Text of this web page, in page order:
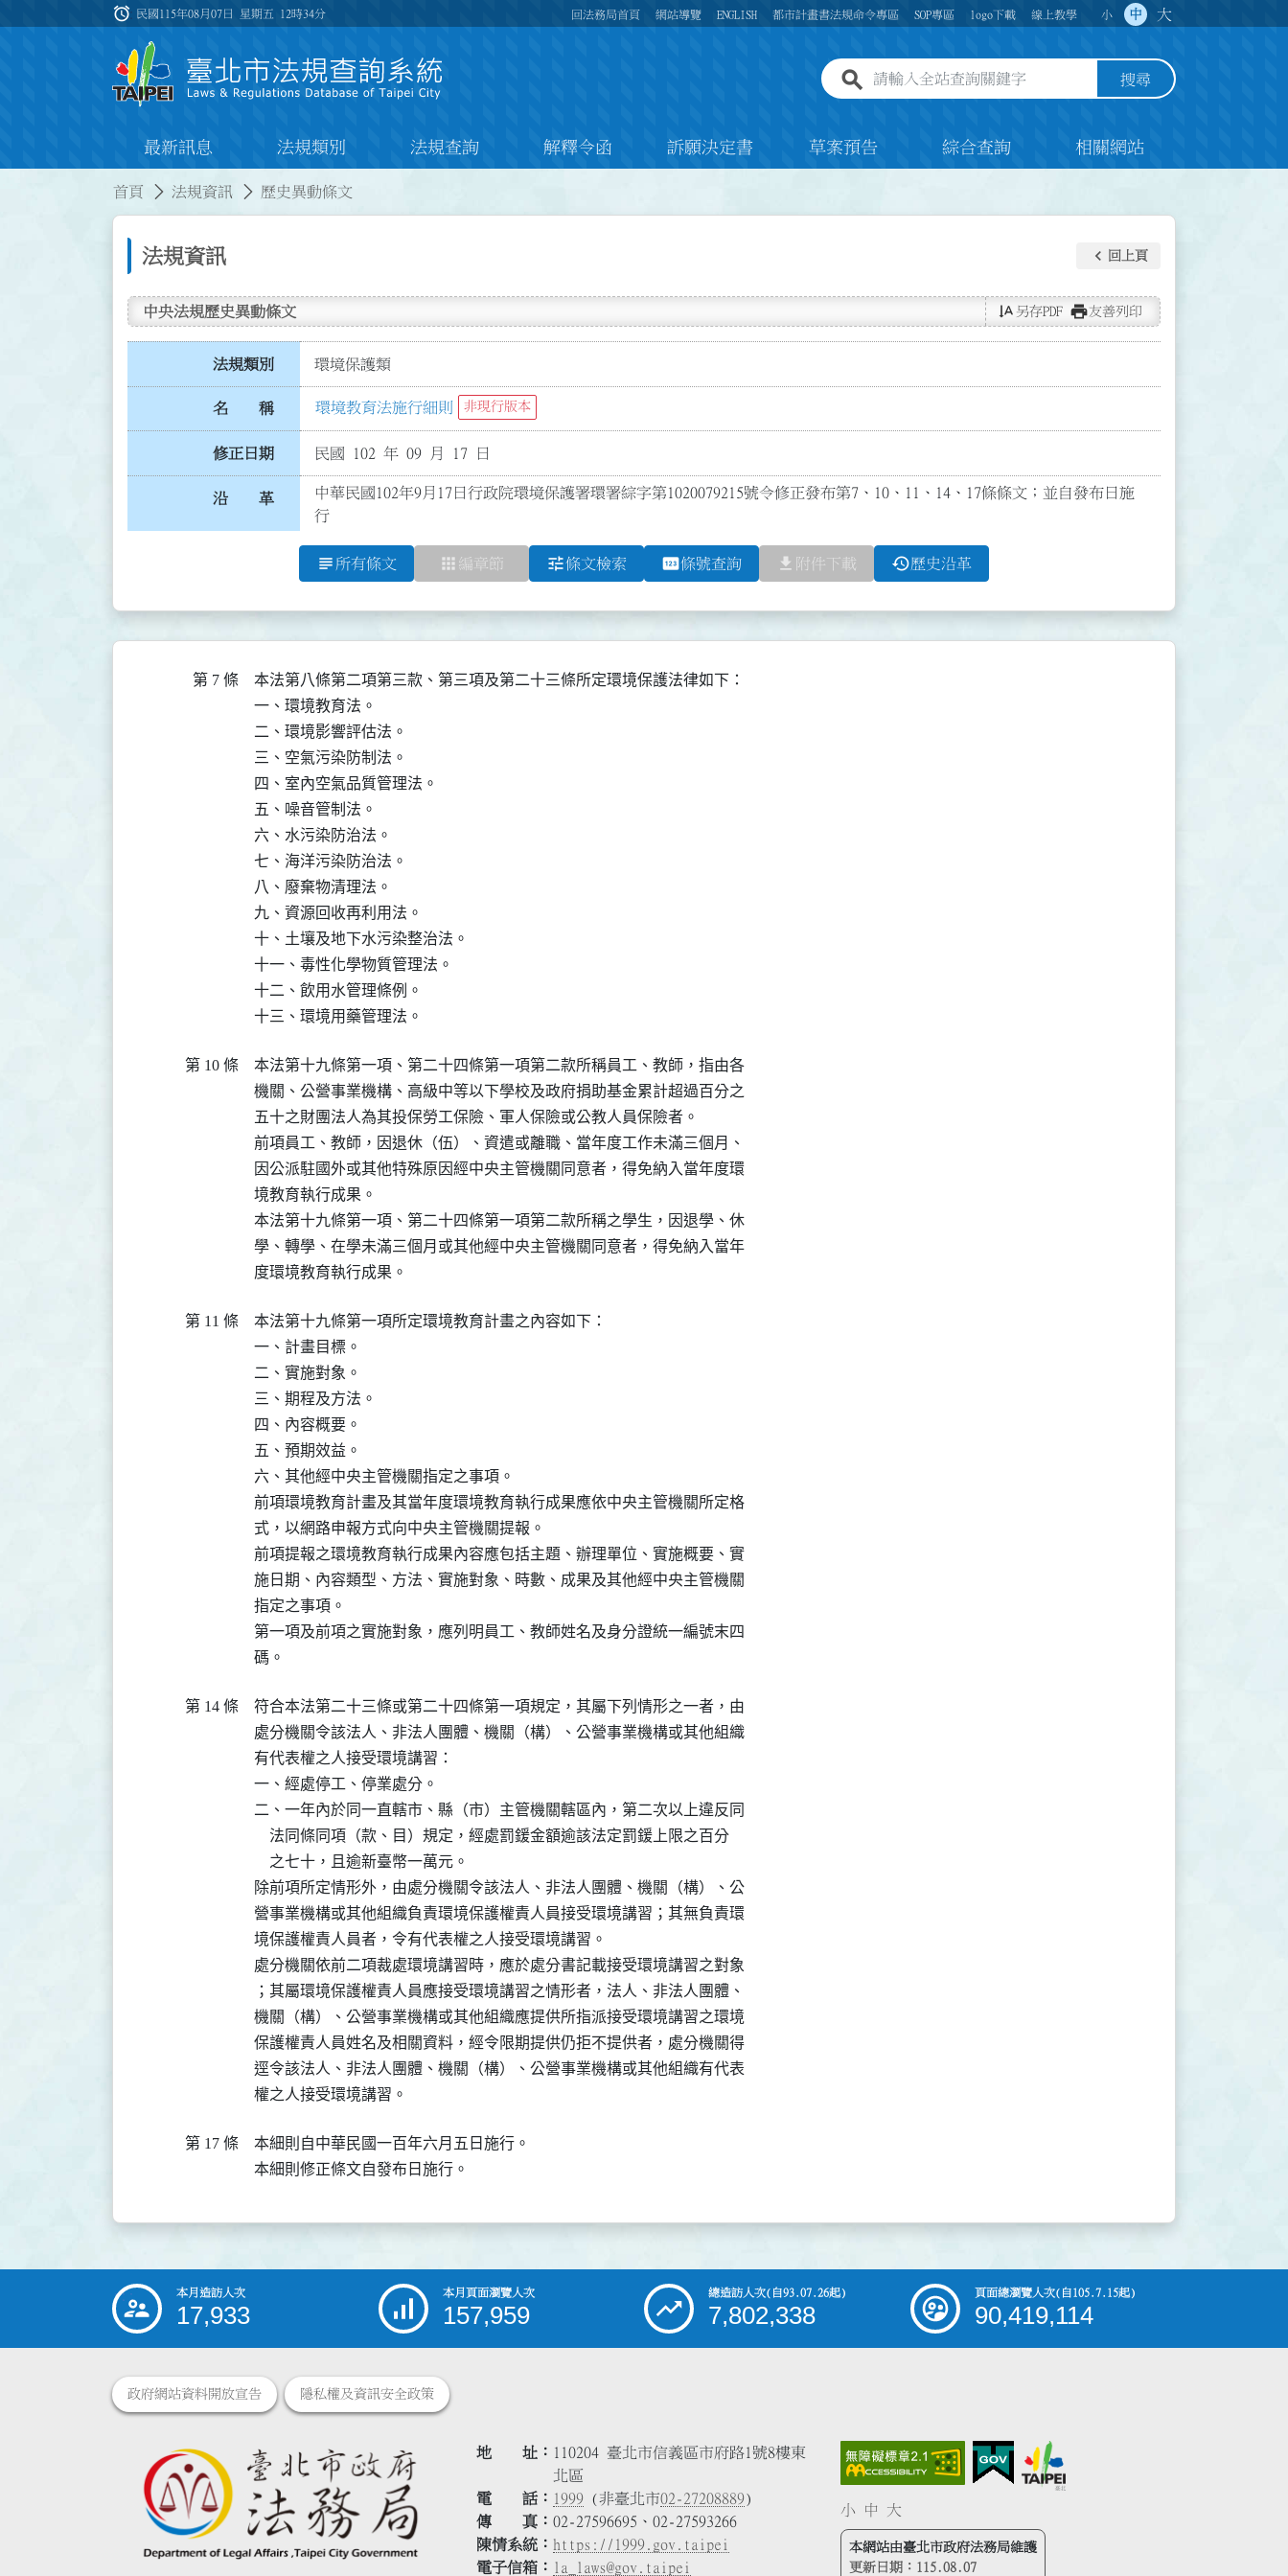
:::
alarm 民國115年08月07日 星期五 12時34分 回法務局首頁 網站導覽 ENGLISH 都市計畫書法規命令專區 SOP專區 logo下載 線上教學 小 中 大
全站查詢關鍵字欄位 搜尋
最新訊息 法規類別 法規查詢 解釋令函 訴願決定書 草案預告 綜合查詢 相關網站
首頁 法規資訊 歷史異動條文
法規資訊 keyboard_arrow_left 回上頁
中央法規歷史異動條文 text_rotate_vertical 另存PDF print友善列印
法規類別 環境保護類
名 稱 環境教育法施行細則 非現行版本
修正日期 民國 102 年 09 月 17 日
沿 革
中華民國102年9月17日行政院環境保護署環署綜字第1020079215號令修正發布第7、10、11、14、17條條文；並自發布日施
行
subject 所有條文 apps 編章節 tune條文檢索 pin條號查詢 file_download 附件下載 history歷史沿革
第 7 條
本法第八條第二項第三款、第三項及第二十三條所定環境保護法律如下：
一、環境教育法。
二、環境影響評估法。
三、空氣污染防制法。
四、室內空氣品質管理法。
五、噪音管制法。
六、水污染防治法。
七、海洋污染防治法。
八、廢棄物清理法。
九、資源回收再利用法。
十、土壤及地下水污染整治法。
十一、毒性化學物質管理法。
十二、飲用水管理條例。
十三、環境用藥管理法。
第 10 條
本法第十九條第一項、第二十四條第一項第二款所稱員工、教師，指由各
機關、公營事業機構、高級中等以下學校及政府捐助基金累計超過百分之
五十之財團法人為其投保勞工保險、軍人保險或公教人員保險者。
前項員工、教師，因退休（伍）、資遣或離職、當年度工作未滿三個月、
因公派駐國外或其他特殊原因經中央主管機關同意者，得免納入當年度環
境教育執行成果。
本法第十九條第一項、第二十四條第一項第二款所稱之學生，因退學、休
學、轉學、在學未滿三個月或其他經中央主管機關同意者，得免納入當年
度環境教育執行成果。
第 11 條
本法第十九條第一項所定環境教育計畫之內容如下：
一、計畫目標。
二、實施對象。
三、期程及方法。
四、內容概要。
五、預期效益。
六、其他經中央主管機關指定之事項。
前項環境教育計畫及其當年度環境教育執行成果應依中央主管機關所定格
式，以網路申報方式向中央主管機關提報。
前項提報之環境教育執行成果內容應包括主題、辦理單位、實施概要、實
施日期、內容類型、方法、實施對象、時數、成果及其他經中央主管機關
指定之事項。
第一項及前項之實施對象，應列明員工、教師姓名及身分證統一編號末四
碼。
第 14 條
符合本法第二十三條或第二十四條第一項規定，其屬下列情形之一者，由
處分機關令該法人、非法人團體、機關（構）、公營事業機構或其他組織
有代表權之人接受環境講習：
一、經處停工、停業處分。
二、一年內於同一直轄市、縣（市）主管機關轄區內，第二次以上違反同
    法同條同項（款、目）規定，經處罰鍰金額逾該法定罰鍰上限之百分
    之七十，且逾新臺幣一萬元。
除前項所定情形外，由處分機關令該法人、非法人團體、機關（構）、公
營事業機構或其他組織負責環境保護權責人員接受環境講習；其無負責環
境保護權責人員者，令有代表權之人接受環境講習。
處分機關依前二項裁處環境講習時，應於處分書記載接受環境講習之對象
；其屬環境保護權責人員應接受環境講習之情形者，法人、非法人團體、
機關（構）、公營事業機構或其他組織應提供所指派接受環境講習之環境
保護權責人員姓名及相關資料，經令限期提供仍拒不提供者，處分機關得
逕令該法人、非法人團體、機關（構）、公營事業機構或其他組織有代表
權之人接受環境講習。
第 17 條
本細則自中華民國一百年六月五日施行。
本細則修正條文自發布日施行。
::: 本月造訪人次
17,933
本月頁面瀏覽人次
157,959
總造訪人次(自93.07.26起)
7,802,338
頁面總瀏覽人次(自105.7.15起)
90,419,114
政府網站資料開放宣告 隱私權及資訊安全政策
地 址
110204 臺北市信義區市府路1號8樓東
北區
電 話
1999 (非臺北市02-27208889)
傳 真
02-27596695、02-27593266
陳情系統
https://1999.gov.taipei
電子信箱
la_laws@gov.taipei
小 中 大
本網站由臺北市政府法務局維護
更新日期： 115.08.07